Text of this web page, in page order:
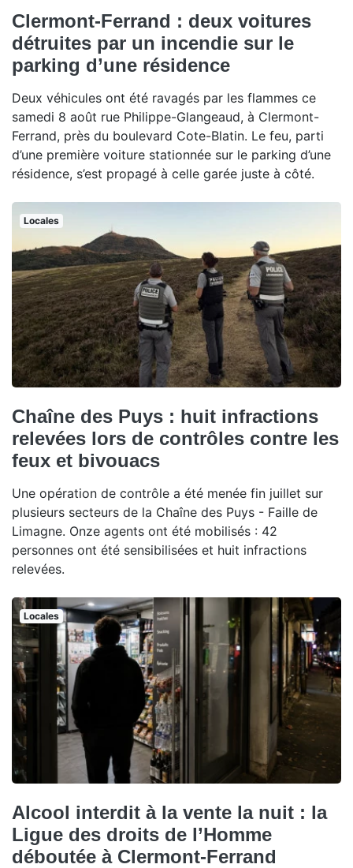
Clermont-Ferrand : deux voitures
détruites par un incendie sur le
parking d’une résidence
Deux véhicules ont été ravagés par les flammes ce
samedi 8 août rue Philippe-Glangeaud, à Clermont-
Ferrand, près du boulevard Cote-Blatin. Le feu, parti
d’une première voiture stationnée sur le parking d’une
résidence, s’est propagé à celle garée juste à côté.
Locales
Chaîne des Puys : huit infractions
relevées lors de contrôles contre les
feux et bivouacs
Une opération de contrôle a été menée fin juillet sur
plusieurs secteurs de la Chaîne des Puys - Faille de
Limagne. Onze agents ont été mobilisés : 42
personnes ont été sensibilisées et huit infractions
relevées.
Locales
Alcool interdit à la vente la nuit : la
Ligue des droits de l’Homme
déboutée à Clermont-Ferrand